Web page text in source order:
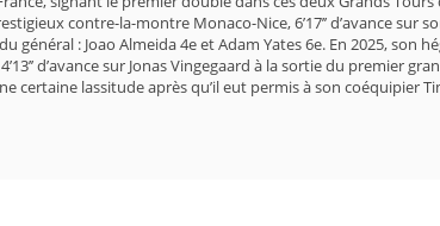
contre-la-montre Monaco-Nice, 6’17’’ d’avance sur
: Joao Almeida 4e et Adam Yates 6e. En 2025, son
d’avance sur Jonas Vingegaard à la sortie du premier
certaine lassitude après qu’il eut permis à son coéquipier